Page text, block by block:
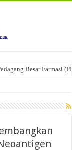
Besar Farmasi